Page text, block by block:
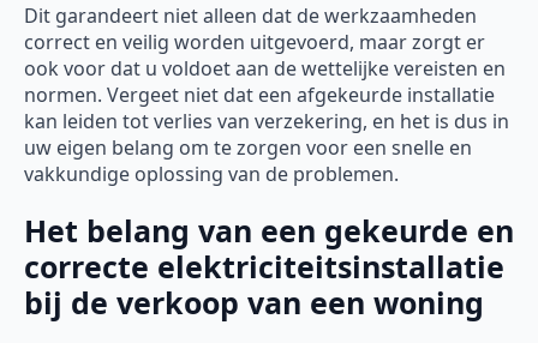
Dit garandeert niet alleen dat de werkzaamheden
correct en veilig worden uitgevoerd, maar zorgt er
ook voor dat u voldoet aan de wettelijke vereisten en
normen. Vergeet niet dat een afgekeurde installatie
kan leiden tot verlies van verzekering, en het is dus in
uw eigen belang om te zorgen voor een snelle en
vakkundige oplossing van de problemen.
Het belang van een gekeurde en
correcte elektriciteitsinstallatie
bij de verkoop van een woning